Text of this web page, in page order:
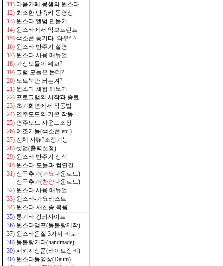
11) 다음카페 몽샘의 윈스타
12) 최소한 단축키 동영상
13) 윈스타 앨범 만들기
14) 윈스타에서 악보프린트
15) 색소폰 통기타..와우^ ^
16) 윈스타 반주기 설명
17) 윈스타 사용 매뉴얼
18) 가상모듈이 뭐꼬?
19) 그럼 모듈은 몬데?
20) 노트북만 되는겨?
21) 윈스타 체험 해보기
22) 프로그램의 시작과 종료
23) 초기화면에서 작동법
24) 연주모드의 기본 작동
25) 연주모드 사운드조정
26) 이조기능(색소폰 etc.)
27) 전체 사諍?조정기능
28) 셋업(출력설정)
29) 윈스타 반주기 상식
30) 윈스타-모듈과 컴연결
31) 신곡추가(가요다운로드)
신곡추가(찬양다운로드)
32) 윈스타 사용 매뉴얼
33) 윈스타-가요리스트
34) 윈스타-새찬송,복음
35) 통기타 강좌사이트
36) 윈스타앰프(몽블랑제작)
37) 윈스타음질 3가지 비교
38) 몽블랑기타(handmade)
39) 패키지상품(라이브장비)
40) 윈스타동영상(Daum)